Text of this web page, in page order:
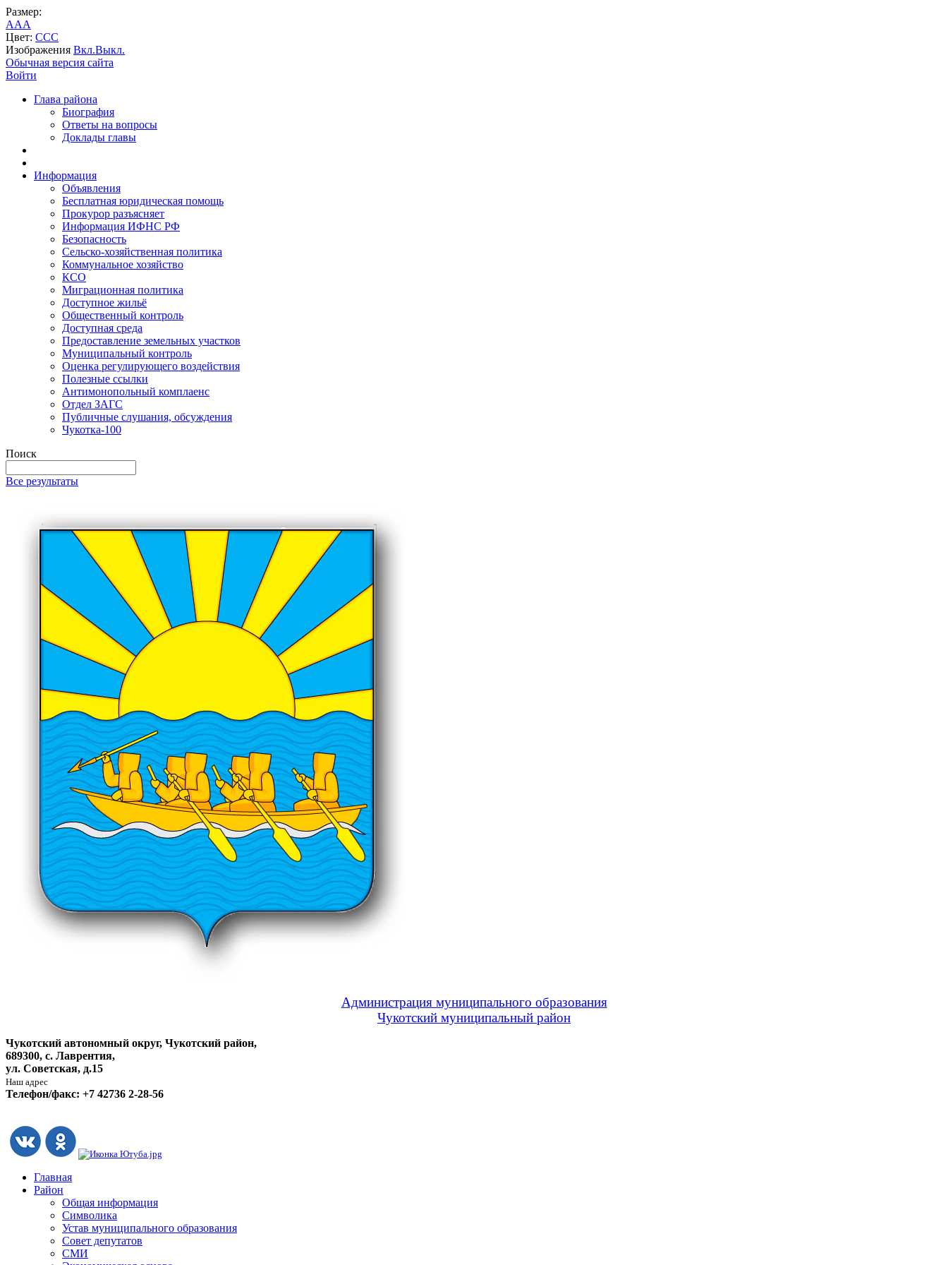
Размер:
AAA
Цвет: CCC
Изображения Вкл.Выкл.
Обычная версия сайта
Войти
Глава района
Биография
Ответы на вопросы
Доклады главы
Информация
Объявления
Бесплатная юридическая помощь
Прокурор разъясняет
Информация ИФНС РФ
Безопасность
Сельско-хозяйственная политика
Коммунальное хозяйство
КСО
Миграционная политика
Доступное жильё
Общественный контроль
Доступная среда
Предоставление земельных участков
Муниципальный контроль
Оценка регулирующего воздействия
Полезные ссылки
Антимонопольный комплаенс
Отдел ЗАГС
Публичные слушания, обсуждения
Чукотка-100
Поиск
Все результаты
Администрация муниципального образования
Чукотский муниципальный район
Чукотский автономный округ, Чукотский район,
689300, с. Лаврентия,
ул. Советская, д.15
Наш адрес
Телефон/факс: +7 42736 2-28-56
Главная
Район
Общая информация
Символика
Устав муниципального образования
Совет депутатов
СМИ